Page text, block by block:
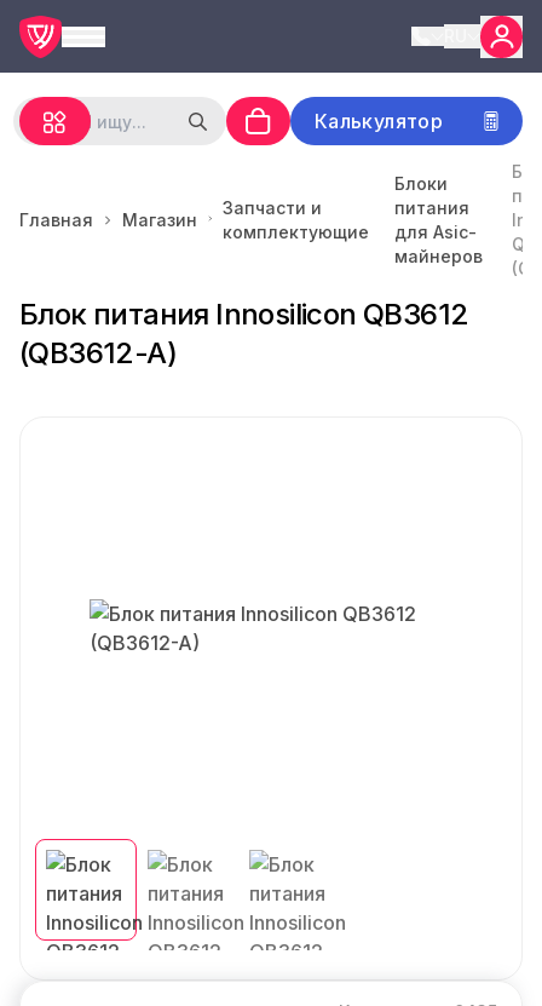
Калькулятор
Главная Магазин
Запчасти и
комплектующие
Блоки
питания
для Asic-
майнеров
Блок питания Innosilicon QB3612
(QB3612-A)